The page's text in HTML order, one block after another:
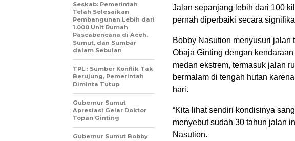
Jalan sepanjang lebih dari 100
pernah diperbaiki secara
Bobby Nasution menyusuri jalan
Obaja Ginting dengan
medan ekstrem, termasuk jalan
bermalam di tengah hutan
hari.
“Kita lihat sendiri kondisinya
menyebut sudah 30 tahun jalan
Nasution.
Seskab: Pemerintah
Telah Selesaikan
Pembangunan Lebih dari
1.000 Unit Rumah
Pascabencana di Aceh,
Sumut, dan Sumbar
dalam Sebulan
TPL : Sumber Konflik Tak
Berujung, Pemerintah
Diminta Tutup
Gubernur Sumut
Apresiasi Gelar Doktor
Topan Ginting
Gubernur Sumut Bobby